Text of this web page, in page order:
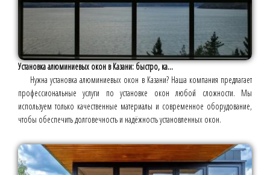
Установка алюминиевых окон в Казани: быстро, ка...
Нужна установка алюминиевых окон в Казани? Наша компания предлагает
профессиональные услуги по установке окон любой сложности. Мы
используем только качественные материалы и современное оборудование,
чтобы обеспечить долговечность и надёжность установленных окон.